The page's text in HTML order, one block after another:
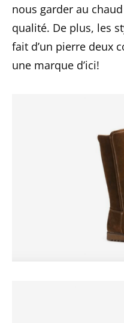
nous garder au
qualité. De plus, les
fait d’un pierre deux
une marque d’ici!